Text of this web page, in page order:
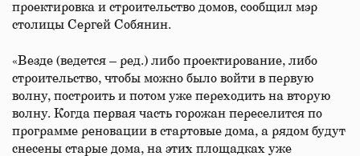
проектировка и строительство домов, сообщил мэр
столицы Сергей Собянин.
«Везде (ведется – ред.) либо проектирование, либо
строительство, чтобы можно было войти в первую
волну, построить и потом уже переходить на вторую
волну. Когда первая часть горожан переселится по
программе реновации в стартовые дома, а рядом будут
снесены старые дома, на этих площадках уже